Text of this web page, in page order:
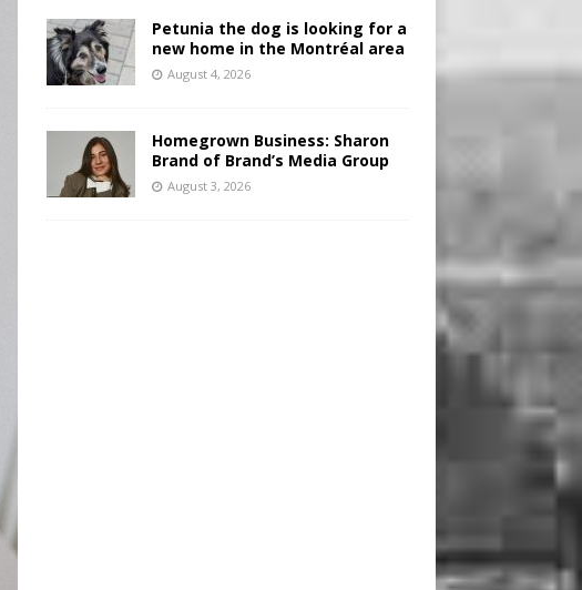
Petunia the dog is looking for a
new home in the Montréal area
August 4, 2026
Homegrown Business: Sharon
Brand of Brand’s Media Group
August 3, 2026